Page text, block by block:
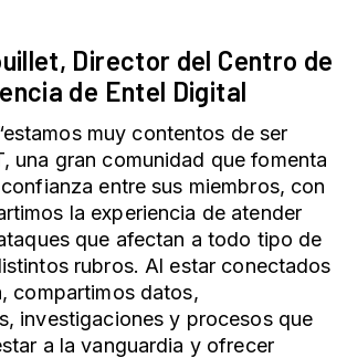
Director del Centro de
de Entel Digital
muy contentos de ser
una gran comunidad que fomenta
entre sus miembros, con
la experiencia de atender
que afectan a todo tipo de
rubros. Al estar conectados
compartimos datos,
investigaciones y procesos que
a la vanguardia y ofrecer